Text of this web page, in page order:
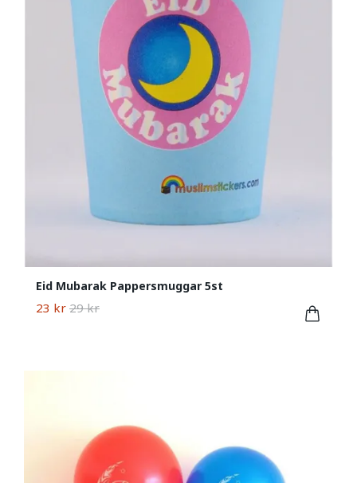
Eid Mubarak Pappersmuggar 5st
23 kr 29 kr